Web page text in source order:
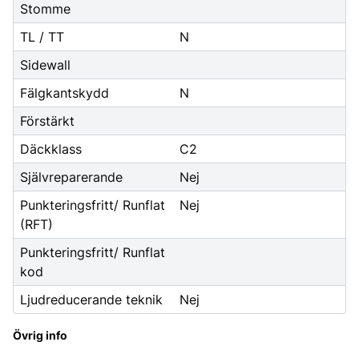
Stomme
TL / TT
N
Sidewall
Fälgkantskydd
N
Förstärkt
Däckklass
C2
Självreparerande
Nej
Punkteringsfritt/ Runflat
(RFT)
Nej
Punkteringsfritt/ Runflat
kod
Ljudreducerande teknik
Nej
Övrig info